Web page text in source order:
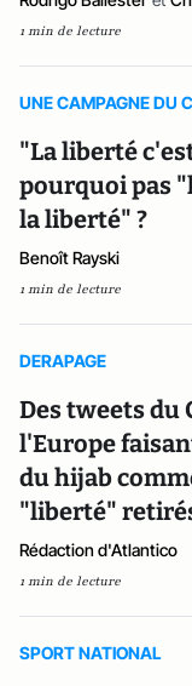
1 min de lecture
UNE CAMPAGNE DU
"La liberté
pourquoi pas
la liberté" ?
Benoît Rayski
1 min de lecture
DERAPAGE
Des tweets du
l'Europe
du hijab
"liberté"
Rédaction d'Atlantico
1 min de lecture
SPORT NATIONAL